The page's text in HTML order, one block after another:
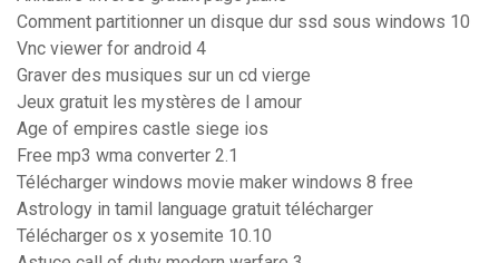
Comment partitionner un disque dur ssd sous windows 10
Vnc viewer for android 4
Graver des musiques sur un cd vierge
Jeux gratuit les mystères de l amour
Age of empires castle siege ios
Free mp3 wma converter 2.1
Télécharger windows movie maker windows 8 free
Astrology in tamil language gratuit télécharger
Télécharger os x yosemite 10.10